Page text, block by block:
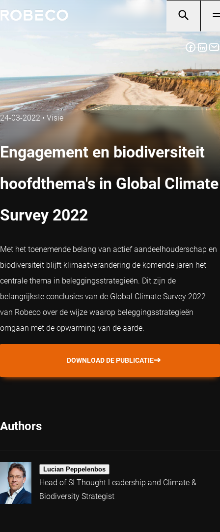
24-03-2022 • Visie
Engagement en biodiversiteit
hoofdthema's in Global Climate
Survey 2022
Met het toenemende belang van actief aandeelhouderschap en
biodiversiteit blijft klimaatverandering de komende jaren het
centrale thema in beleggingsstrategieën. Dit zijn de
belangrijkste conclusies van de Global Climate Survey 2022
van Robeco over de wijze waarop beleggingsstrategieën
omgaan met de opwarming van de aarde.
DOWNLOAD DE PUBLICATIE
Authors
Lucian Peppelenbos
Head of SI Thought Leadership and Climate &
Biodiversity Strategist